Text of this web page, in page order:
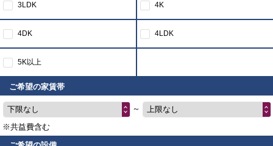
3LDK 4K
4DK 4LDK
5K以上
ご希望の家賃帯
下限なし ～
上限なし
※共益費含む